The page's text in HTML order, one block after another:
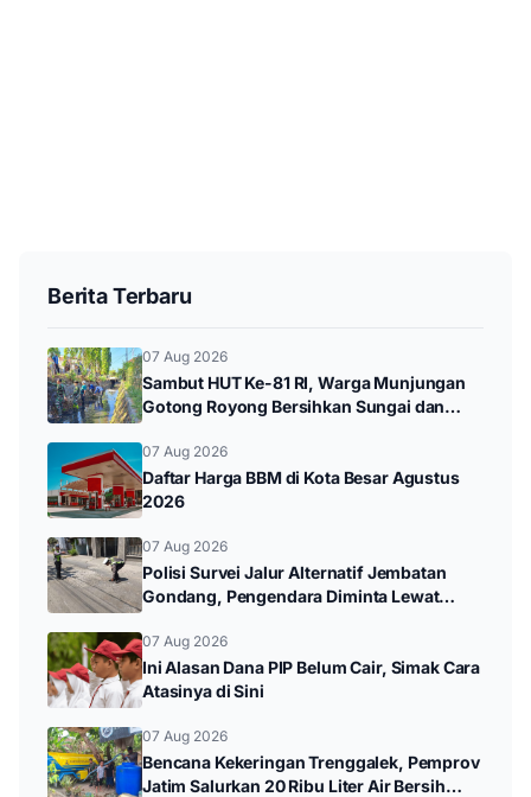
Berita Terbaru
07 Aug 2026
Sambut HUT Ke-81 RI, Warga Munjungan
Gotong Royong Bersihkan Sungai dan
07 Aug 2026
Daftar Harga BBM di Kota Besar Agustus
2026
07 Aug 2026
Polisi Survei Jalur Alternatif Jembatan
Gondang, Pengendara Diminta Lewat
07 Aug 2026
Ini Alasan Dana PIP Belum Cair, Simak Cara
Atasinya di Sini
07 Aug 2026
Bencana Kekeringan Trenggalek, Pemprov
Jatim Salurkan 20 Ribu Liter Air Bersih